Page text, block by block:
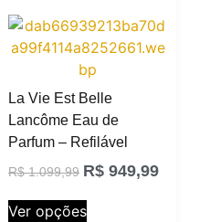
La Vie Est Belle
Lancôme Eau de
Parfum – Refilável
R$1.099,99 R$ 949,99
Ver opções